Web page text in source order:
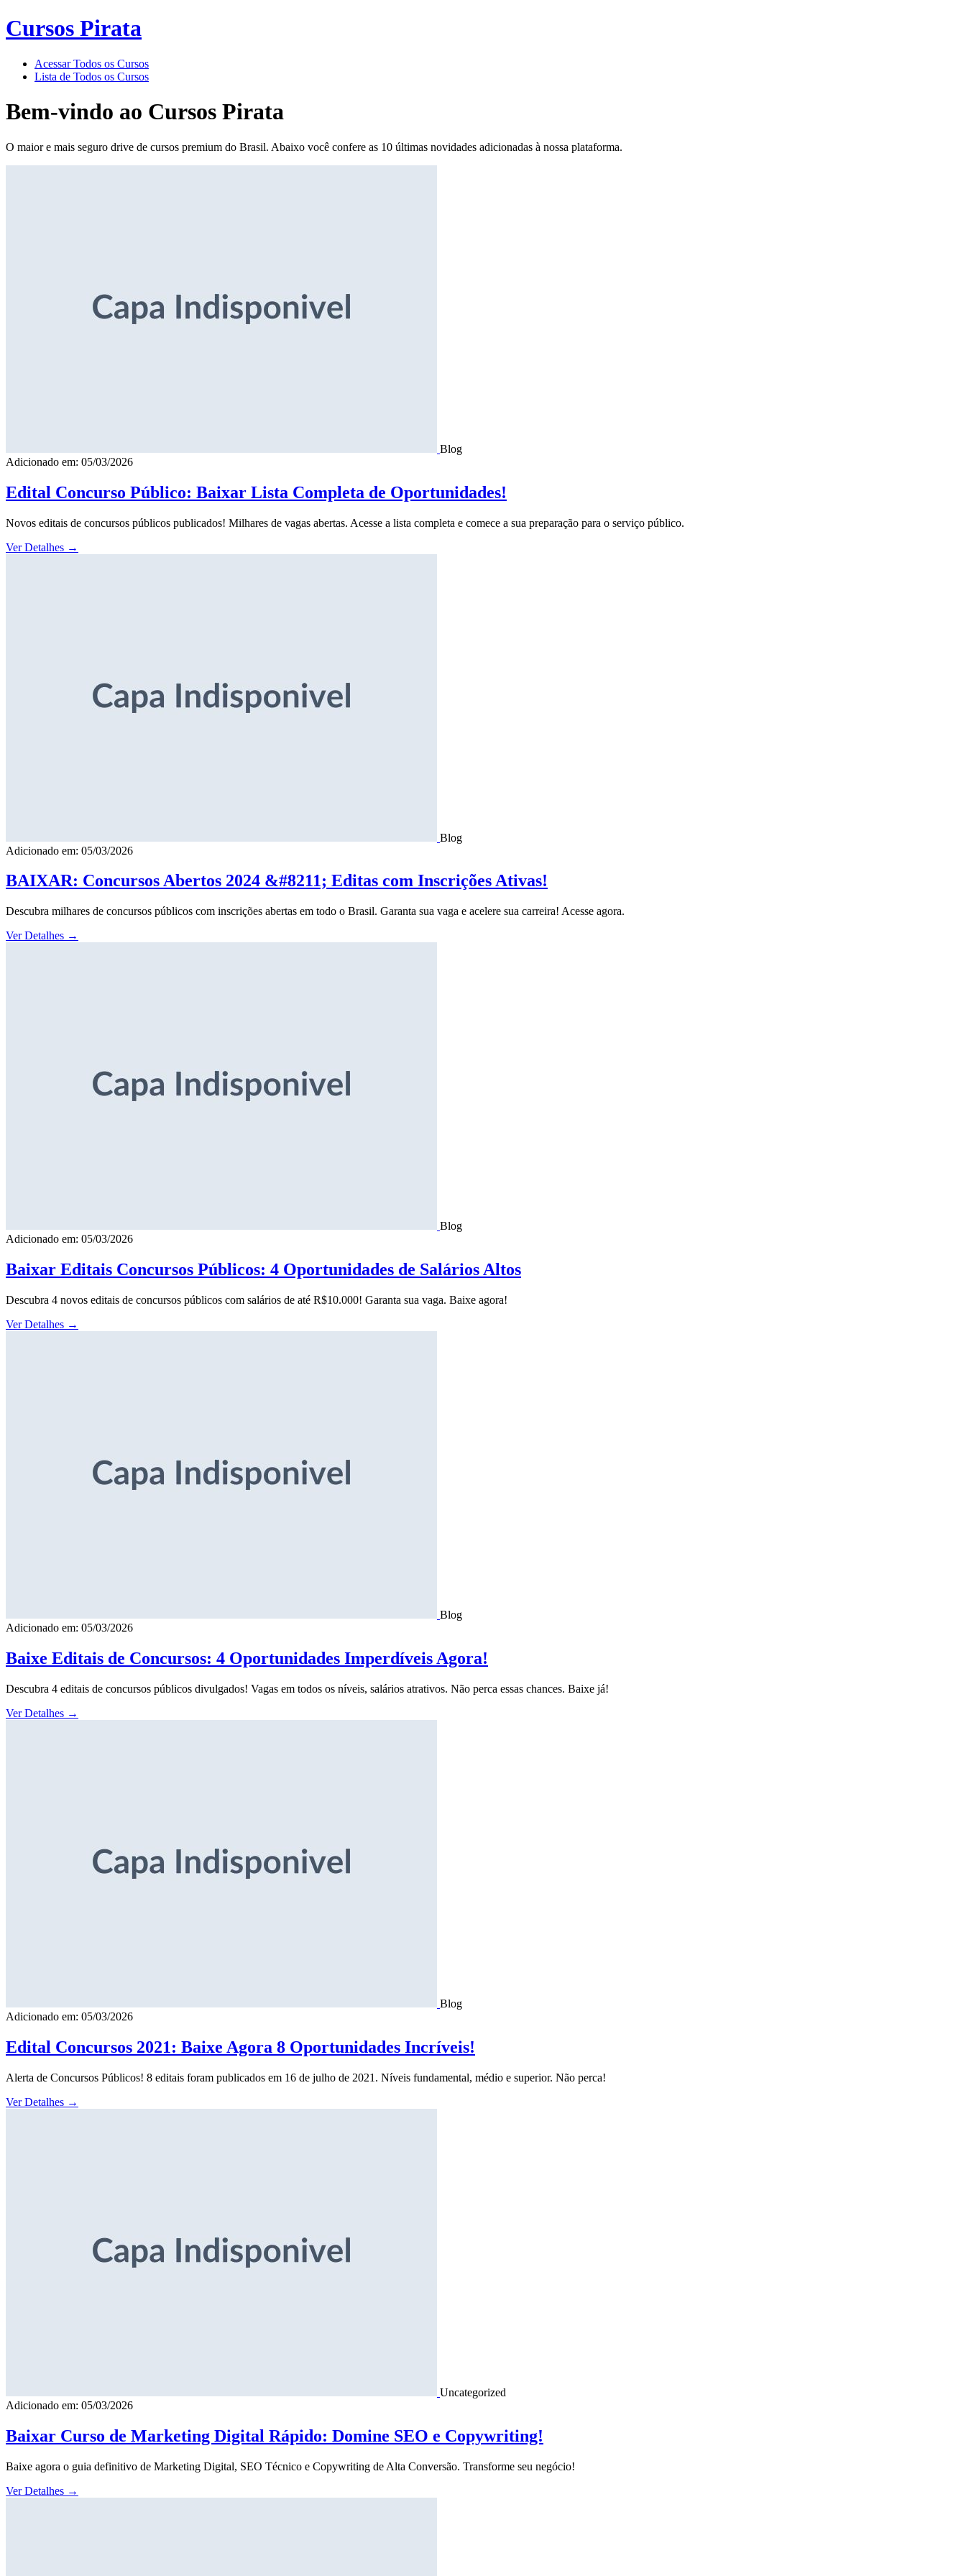
Cursos Pirata
Acessar Todos os Cursos
Lista de Todos os Cursos
Bem-vindo ao Cursos Pirata
O maior e mais seguro drive de cursos premium do Brasil. Abaixo você confere as 10 últimas novidades adicionadas à nossa plataforma.
Blog
Adicionado em: 05/03/2026
Edital Concurso Público: Baixar Lista Completa de Oportunidades!
Novos editais de concursos públicos publicados! Milhares de vagas abertas. Acesse a lista completa e comece a sua preparação para o serviço público.
Ver Detalhes →
Blog
Adicionado em: 05/03/2026
BAIXAR: Concursos Abertos 2024 &#8211; Editas com Inscrições Ativas!
Descubra milhares de concursos públicos com inscrições abertas em todo o Brasil. Garanta sua vaga e acelere sua carreira! Acesse agora.
Ver Detalhes →
Blog
Adicionado em: 05/03/2026
Baixar Editais Concursos Públicos: 4 Oportunidades de Salários Altos
Descubra 4 novos editais de concursos públicos com salários de até R$10.000! Garanta sua vaga. Baixe agora!
Ver Detalhes →
Blog
Adicionado em: 05/03/2026
Baixe Editais de Concursos: 4 Oportunidades Imperdíveis Agora!
Descubra 4 editais de concursos públicos divulgados! Vagas em todos os níveis, salários atrativos. Não perca essas chances. Baixe já!
Ver Detalhes →
Blog
Adicionado em: 05/03/2026
Edital Concursos 2021: Baixe Agora 8 Oportunidades Incríveis!
Alerta de Concursos Públicos! 8 editais foram publicados em 16 de julho de 2021. Níveis fundamental, médio e superior. Não perca!
Ver Detalhes →
Uncategorized
Adicionado em: 05/03/2026
Baixar Curso de Marketing Digital Rápido: Domine SEO e Copywriting!
Baixe agora o guia definitivo de Marketing Digital, SEO Técnico e Copywriting de Alta Conversão. Transforme seu negócio!
Ver Detalhes →